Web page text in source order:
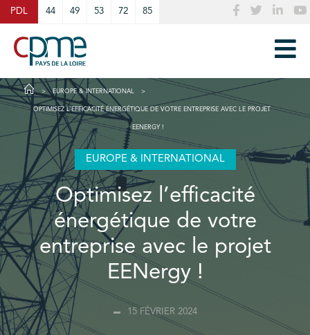
PDL 44 49 53 72 85
EUROPE & INTERNATIONAL
OPTIMISEZ L’EFFICACITÉ ÉNERGÉTIQUE DE VOTRE ENTREPRISE AVEC LE PROJET
EENERGY !
EUROPE & INTERNATIONAL
Optimisez l’efficacité
énergétique de votre
entreprise avec le projet
EENergy !
15 FÉVRIER 2024
Cookies management panel